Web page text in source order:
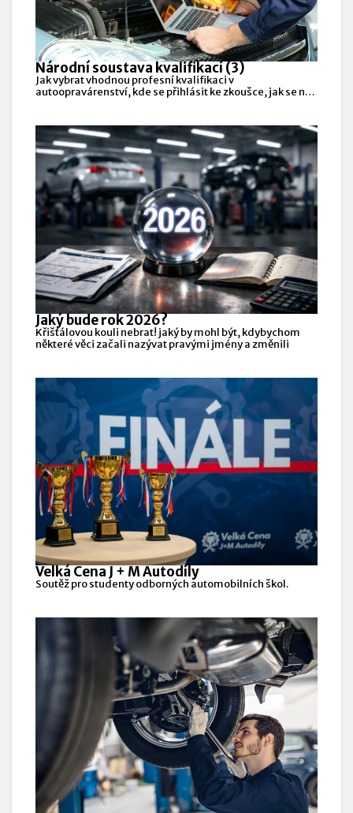
Národní soustava kvalifikací (3)
Jak vybrat vhodnou profesní kvalifikaci v
autoopravárenství, kde se přihlásit ke zkoušce, jak se na
Jaký bude rok 2026?
Křišťálovou kouli nebrat! jaký by mohl být, kdybychom
některé věci začali nazývat pravými jmény a změnili
Velká Cena J + M Autodíly
Soutěž pro studenty odborných automobilních škol.